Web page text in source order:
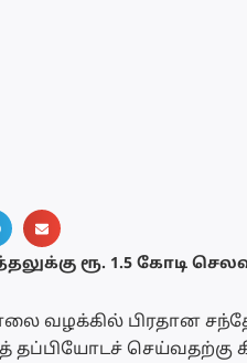
ரூ. 1.5 கோடி
வழக்கில் பிரதான
தப்பியோடச் செய்வதற்கு